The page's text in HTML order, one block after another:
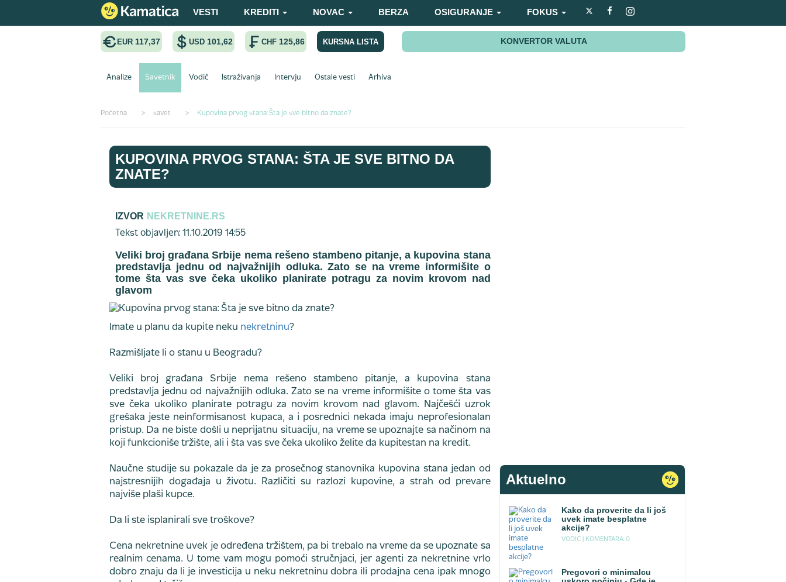
VESTI KREDITI NOVAC BERZA OSIGURANJE FOKUS
EUR 117,37 USD 101,62 CHF 125,86 KURSNA LISTA KONVERTOR VALUTA
Analize Savetnik Vodič Istraživanja Intervju Ostale vesti Arhiva
Početna > savet > Kupovina prvog stana: Šta je sve bitno da znate?
KUPOVINA PRVOG STANA: ŠTA JE SVE BITNO DA
ZNATE?
IZVOR NEKRETNINE.RS
Tekst objavljen: 11.10.2019 14:55
Veliki broj građana Srbije nema rešeno stambeno pitanje, a kupovina stana
predstavlja jednu od najvažnijih odluka. Zato se na vreme informišite o
tome šta vas sve čeka ukoliko planirate potragu za novim krovom nad
glavom
Imate u planu da kupite neku nekretninu?
Razmišljate li o stanu u Beogradu?
Veliki broj građana Srbije nema rešeno stambeno pitanje, a kupovina stana
predstavlja jednu od najvažnijih odluka. Zato se na vreme informišite o tome šta vas
sve čeka ukoliko planirate potragu za novim krovom nad glavom. Najčešći uzrok
grešaka jeste neinformisanost kupaca, a i posrednici nekada imaju neprofesionalan
pristup. Da ne biste došli u neprijatnu situaciju, na vreme se upoznajte sa načinom na
koji funkcioniše tržište, ali i šta vas sve čeka ukoliko želite da kupitestan na kredit.
Naučne studije su pokazale da je za prosečnog stanovnika kupovina stana jedan od
najstresnijih događaja u životu. Različiti su razlozi kupovine, a strah od prevare
najviše plaši kupce.
Da li ste isplanirali sve troškove?
Cena nekretnine uvek je određena tržištem, pa bi trebalo na vreme da se upoznate sa
realnim cenama. U tome vam mogu pomoći stručnjaci, jer agenti za nekretnine vrlo
dobro znaju da li je investicija u neku nekretninu dobra ili prodajna cena ipak mnogo
Aktuelno
Kako da proverite da li još
uvek imate besplatne
akcije?
VODIC | KOMENTARA: 0
Pregovori o minimalcu